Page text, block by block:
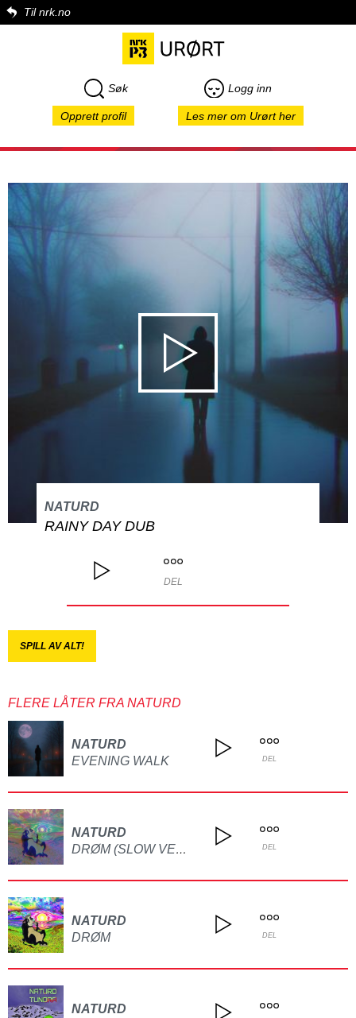
Til nrk.no
Søk Logg inn
Opprett profil Les mer om Urørt her
NATURD
RAINY DAY DUB
DEL
SPILL AV ALT!
FLERE LÅTER FRA NATURD
NATURD
EVENING WALK
DEL
NATURD
DRØM (SLOW VERSION EXTRA CHILL) DEL
NATURD
DRØM
DEL
NATURD